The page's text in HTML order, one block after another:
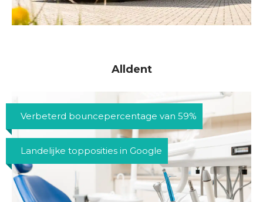
Alldent
Verbeterd bouncepercentage van 59%
Landelijke topposities in Google